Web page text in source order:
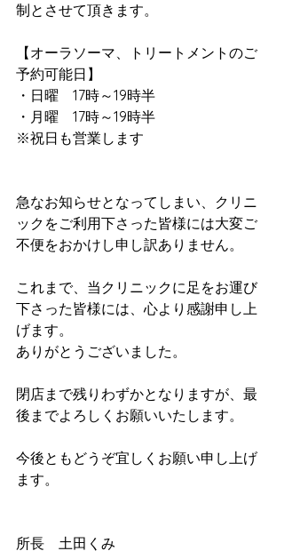
制とさせて頂きます。
【オーラソーマ、トリートメントのご
予約可能日】
・日曜　17時～19時半
・月曜　17時～19時半
※祝日も営業します
急なお知らせとなってしまい、クリニ
ックをご利用下さった皆様には大変ご
不便をおかけし申し訳ありません。
これまで、当クリニックに足をお運び
下さった皆様には、心より感謝申し上
げます。
ありがとうございました。
閉店まで残りわずかとなりますが、最
後までよろしくお願いいたします。
今後ともどうぞ宜しくお願い申し上げ
ます。
所長　土田くみ